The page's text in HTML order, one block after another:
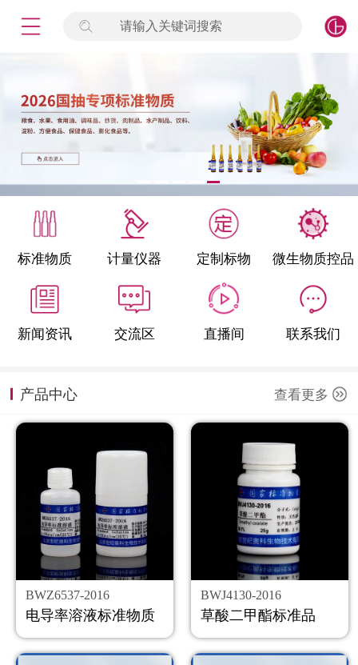
请输入关键词搜索
标准物质 计量仪器 定制标物 微生物质控品
新闻资讯 交流区 直播间 联系我们
产品中心 查看更多
BWZ6537-2016
电导率溶液标准物质
BWJ4130-2016
草酸二甲酯标准品
标准物质
产品专项
微生物检测/质控品
定制标物
定制仪器
新闻资讯
公司主页
购物车
会员中心
联系我们
返回主页